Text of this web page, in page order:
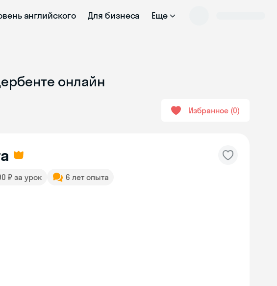
английского Для бизнеса Еще
онлайн
Избранное 0
₽ за урок 6 лет опыта